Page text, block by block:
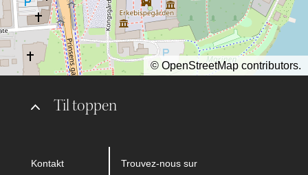
Til toppen
Kontakt Trouvez-nous sur
© OpenStreetMap contributors.